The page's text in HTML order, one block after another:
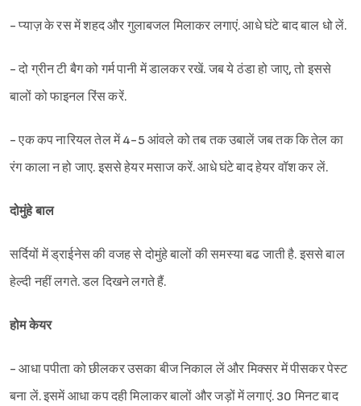
- प्याज़ के रस में शहद और गुलाबजल मिलाकर लगाएं. आधे घंटे बाद बाल धो लें.
- दो ग्रीन टी बैग को गर्म पानी में डालकर रखें. जब ये ठंडा हो जाए, तो इससे
बालों को फाइनल रिंस करें.
- एक कप नारियल तेल में 4-5 आंवले को तब तक उबालें जब तक कि तेल का
रंग काला न हो जाए. इससे हेयर मसाज करें. आधे घंटे बाद हेयर वॉश कर लें.
दोमुंहे बाल
सर्दियों में ड्राईनेस की वजह से दोमुंहे बालों की समस्या बढ जाती है. इससे बाल
हेल्दी नहीं लगते. डल दिखने लगते हैं.
होम केयर
- आधा पपीता को छीलकर उसका बीज निकाल लें और मिक्सर में पीसकर पेस्ट
बना लें. इसमें आधा कप दही मिलाकर बालों और जड़ों में लगाएं. 30 मिनट बाद